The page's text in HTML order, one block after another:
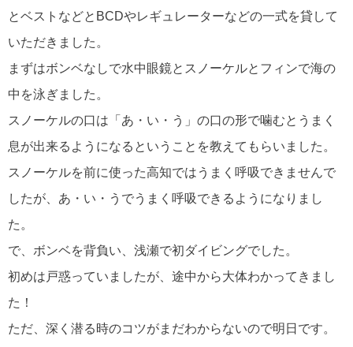
とベストなどとBCDやレギュレーターなどの一式を貸して
いただきました。
まずはボンベなしで水中眼鏡とスノーケルとフィンで海の
中を泳ぎました。
スノーケルの口は「あ・い・う」の口の形で噛むとうまく
息が出来るようになるということを教えてもらいました。
スノーケルを前に使った高知ではうまく呼吸できませんで
したが、あ・い・うでうまく呼吸できるようになりまし
た。
で、ボンベを背負い、浅瀬で初ダイビングでした。
初めは戸惑っていましたが、途中から大体わかってきまし
た！
ただ、深く潜る時のコツがまだわからないので明日です。